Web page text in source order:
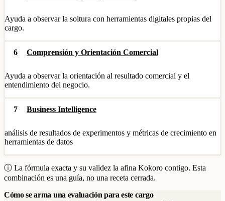
Ayuda a observar la soltura con herramientas digitales propias del
cargo.
6 Comprensión y Orientación Comercial
Ayuda a observar la orientación al resultado comercial y el
entendimiento del negocio.
7 Business Intelligence
análisis de resultados de experimentos y métricas de crecimiento en
herramientas de datos
ⓘ La fórmula exacta y su validez la afina Kokoro contigo. Esta
combinación es una guía, no una receta cerrada.
Cómo se arma una evaluación para este cargo